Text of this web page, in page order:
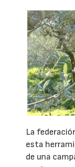
La
esta
de una